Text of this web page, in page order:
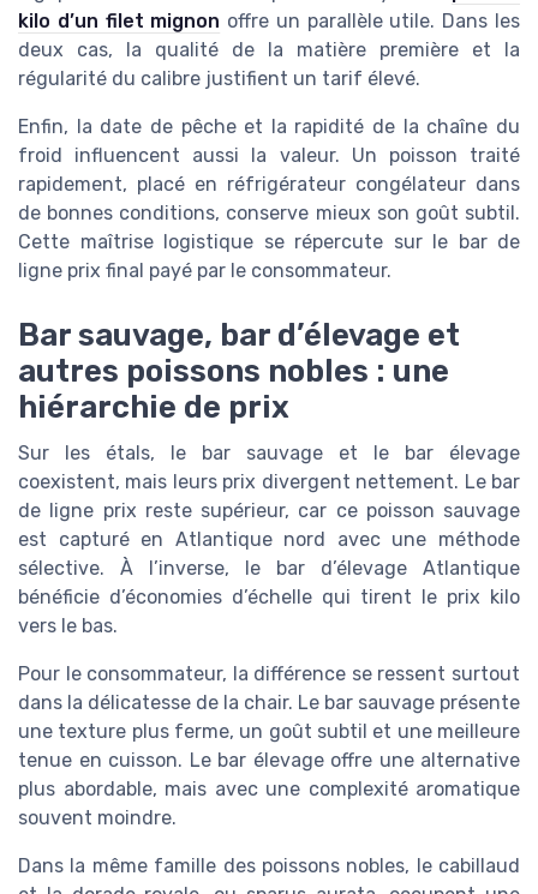
kilo d’un filet mignon offre un parallèle utile. Dans les
deux cas, la qualité de la matière première et la
régularité du calibre justifient un tarif élevé.
Enfin, la date de pêche et la rapidité de la chaîne du
froid influencent aussi la valeur. Un poisson traité
rapidement, placé en réfrigérateur congélateur dans
de bonnes conditions, conserve mieux son goût subtil.
Cette maîtrise logistique se répercute sur le bar de
ligne prix final payé par le consommateur.
Bar sauvage, bar d’élevage et
autres poissons nobles : une
hiérarchie de prix
Sur les étals, le bar sauvage et le bar élevage
coexistent, mais leurs prix divergent nettement. Le bar
de ligne prix reste supérieur, car ce poisson sauvage
est capturé en Atlantique nord avec une méthode
sélective. À l’inverse, le bar d’élevage Atlantique
bénéficie d’économies d’échelle qui tirent le prix kilo
vers le bas.
Pour le consommateur, la différence se ressent surtout
dans la délicatesse de la chair. Le bar sauvage présente
une texture plus ferme, un goût subtil et une meilleure
tenue en cuisson. Le bar élevage offre une alternative
plus abordable, mais avec une complexité aromatique
souvent moindre.
Dans la même famille des poissons nobles, le cabillaud